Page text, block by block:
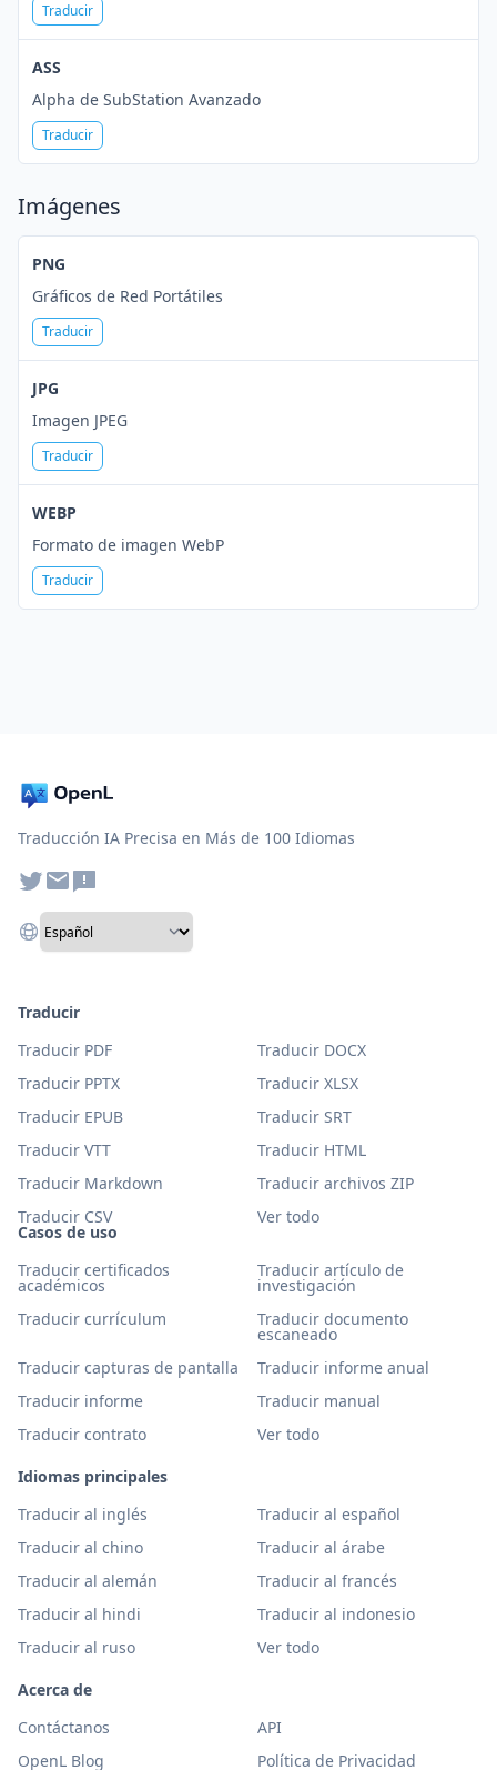
Traducir
ASS
Alpha de SubStation Avanzado
Traducir
Imágenes
PNG
Gráficos de Red Portátiles
Traducir
JPG
Imagen JPEG
Traducir
WEBP
Formato de imagen WebP
Traducir
Traducción IA Precisa en Más de 100 Idiomas
Casos de uso
Traducir certificados
académicos
Traducir artículo de
investigación
Traducir currículum
Traducir documento
escaneado
Traducir capturas de pantalla
Traducir informe anual
Traducir informe
Traducir manual
Traducir contrato
Ver todo
Idiomas principales
Traducir al inglés
Traducir al español
Traducir al chino
Traducir al árabe
Traducir al alemán
Traducir al francés
Traducir al hindi
Traducir al indonesio
Traducir al ruso
Ver todo
Traducir
Traducir PDF
Traducir DOCX
Traducir PPTX
Traducir XLSX
Traducir EPUB
Traducir SRT
Traducir VTT
Traducir HTML
Traducir Markdown
Traducir archivos ZIP
Traducir CSV
Ver todo
Acerca de
Contáctanos
API
OpenL Blog
Política de Privacidad